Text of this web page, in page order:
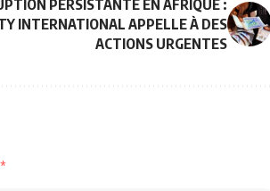
PERSISTANTE EN AFRIQUE :
INTERNATIONAL APPELLE À DES
ACTIONS URGENTES
*